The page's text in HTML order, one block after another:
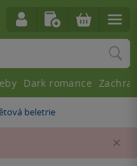
beletrie
Dark romance